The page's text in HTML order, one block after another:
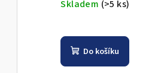
Skladem (>5 ks)
Do košíku